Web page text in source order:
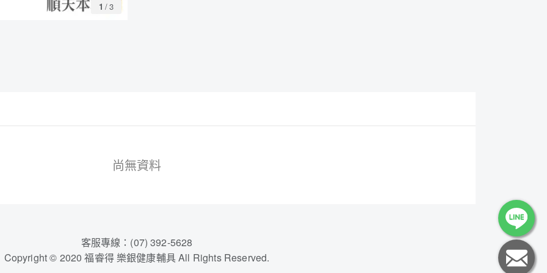
1 /3
尚無資料
客服專線：(07) 392-5628
Copyright © 2020 福睿得 樂銀健康輔具 All Rights Reserved.